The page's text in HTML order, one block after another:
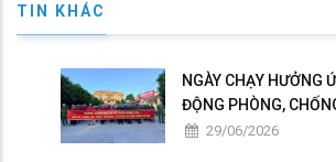
TIN KHÁC
NGÀY CHẠY HƯỞNG
ĐỘNG PHÒNG,
29/06/2026